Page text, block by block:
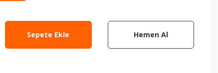
Sepete Ekle Hemen Al